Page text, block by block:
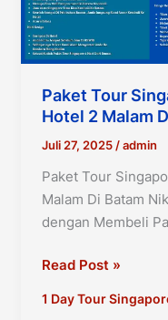
Paket Tour
Hotel 2 Malam
Juli 27, 2025 /admin
Paket Tour
Malam Di Batam
dengan Membeli
Paket
Singapore
Read Post »
1 Day Tour